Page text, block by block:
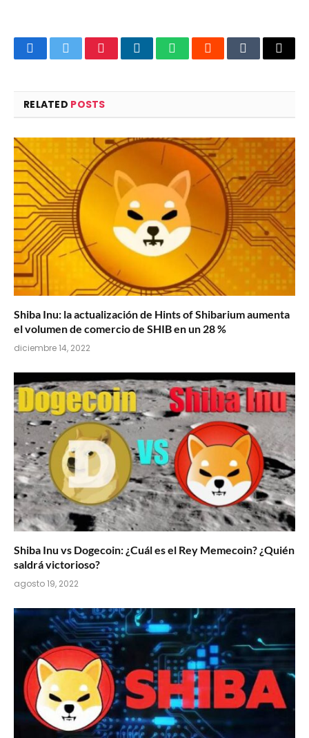
FacebookTwitterPinterestLinkedInWhatsAppRedditTumblrEmail
RELATED POSTS
Shiba Inu: la actualización de Hints of Shibarium aumenta
el volumen de comercio de SHIB en un 28 %
diciembre 14, 2022
Shiba Inu vs Dogecoin: ¿Cuál es el Rey Memecoin? ¿Quién
saldrá victorioso?
agosto 19, 2022